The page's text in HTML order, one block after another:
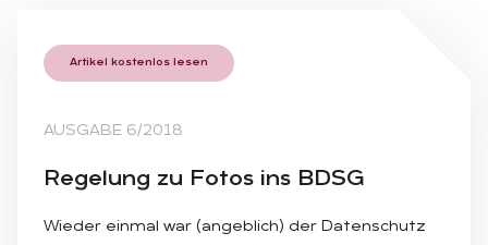
Artikel kostenlos lesen
AUSGABE 6/2018
Re­ge­lung zu Fo­tos ins BDSG
Wieder einmal war (angeblich) der Datenschutz